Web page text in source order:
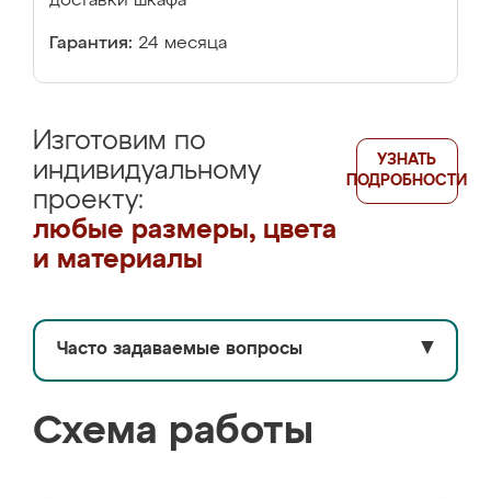
Гарантия: 24 месяца
Изготовим по
индивидуальному
проекту:
любые размеры, цвета
и материалы
УЗНАТЬ
ПОДРОБНОСТИ
Часто задаваемые вопросы ▼
Схема работы